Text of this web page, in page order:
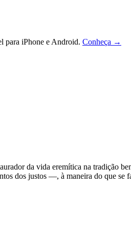
para iPhone e Android. Conheça →
da vida eremítica na tradição
dos justos —, à maneira do que se